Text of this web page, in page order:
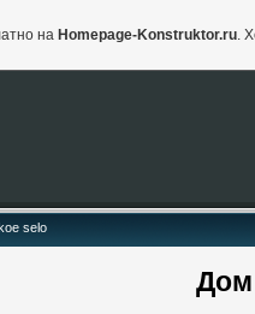
selo
в
на Homepage-Konstruktor.ru.